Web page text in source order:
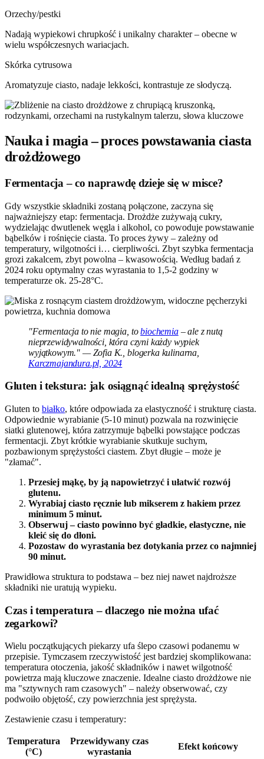
Orzechy/pestki
Nadają wypiekowi chrupkość i unikalny charakter – obecne w
wielu współczesnych wariacjach.
Skórka cytrusowa
Aromatyzuje ciasto, nadaje lekkości, kontrastuje ze słodyczą.
Nauka i magia – proces powstawania ciasta
drożdżowego
Fermentacja – co naprawdę dzieje się w misce?
Gdy wszystkie składniki zostaną połączone, zaczyna się
najważniejszy etap: fermentacja. Drożdże zużywają cukry,
wydzielając dwutlenek węgla i alkohol, co powoduje powstawanie
bąbelków i rośnięcie ciasta. To proces żywy – zależny od
temperatury, wilgotności i… cierpliwości. Zbyt szybka fermentacja
grozi zakalcem, zbyt powolna – kwasowością. Według badań z
2024 roku optymalny czas wyrastania to 1,5-2 godziny w
temperaturze ok. 25-28°C.
"Fermentacja to nie magia, tobiochemia– ale z nutą
nieprzewidywalności, która czyni każdy wypiek
wyjątkowym." — Zofia K., blogerka kulinarna,
Karczmajandura.pl, 2024
Gluten i tekstura: jak osiągnąć idealną sprężystość
Gluten to białko, które odpowiada za elastyczność i strukturę ciasta.
Odpowiednie wyrabianie (5-10 minut) pozwala na rozwinięcie
siatki glutenowej, która zatrzymuje bąbelki powstające podczas
fermentacji. Zbyt krótkie wyrabianie skutkuje suchym,
pozbawionym sprężystości ciastem. Zbyt długie – może je
"złamać".
Przesiej mąkę, by ją napowietrzyć i ułatwić rozwój
glutenu.
Wyrabiaj ciasto ręcznie lub mikserem z hakiem przez
minimum 5 minut.
Obserwuj – ciasto powinno być gładkie, elastyczne, nie
kleić się do dłoni.
Pozostaw do wyrastania bez dotykania przez co najmniej
90 minut.
Prawidłowa struktura to podstawa – bez niej nawet najdroższe
składniki nie uratują wypieku.
Czas i temperatura – dlaczego nie można ufać
zegarkowi?
Wielu początkujących piekarzy ufa ślepo czasowi podanemu w
przepisie. Tymczasem rzeczywistość jest bardziej skomplikowana:
temperatura otoczenia, jakość składników i nawet wilgotność
powietrza mają kluczowe znaczenie. Idealne ciasto drożdżowe nie
ma "sztywnych ram czasowych" – należy obserwować, czy
podwoiło objętość, czy powierzchnia jest sprężysta.
Zestawienie czasu i temperatury:
Temperatura
(°C)
Przewidywany czas
wyrastania
Efekt końcowy